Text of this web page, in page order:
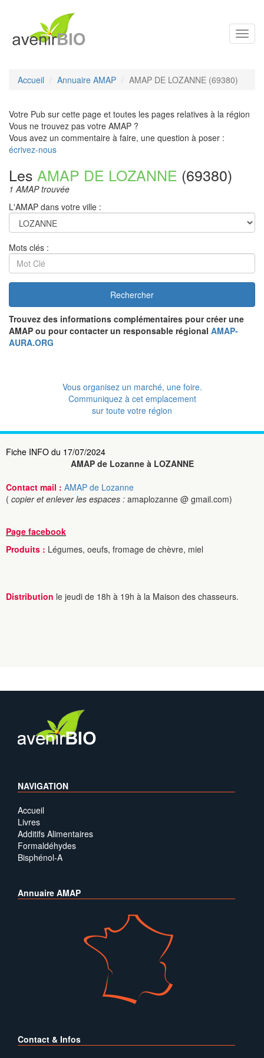
Accueil Annuaire AMAP AMAP DE LOZANNE (69380)
Votre Pub sur cette page et toutes les pages relatives à la région
Vous ne trouvez pas votre AMAP ?
Vous avez un commentaire à faire, une question à poser :
écrivez-nous
Les AMAP DE LOZANNE (69380)
1 AMAP trouvée
L'AMAP dans votre ville :
Mots clés :
Rechercher
Trouvez des informations complémentaires pour créer une
AMAP ou pour contacter un responsable régional AMAP-
AURA.ORG
Vous organisez un marché, une foire.
Communiquez à cet emplacement
sur toute votre région
Fiche INFO du 17/07/2024
AMAP de Lozanne à LOZANNE
Contact mail : AMAP de Lozanne
( copier et enlever les espaces : amaplozanne @ gmail.com)
Page facebook
Produits : Légumes, oeufs, fromage de chèvre, miel
Distribution le jeudi de 18h à 19h à la Maison des chasseurs.
NAVIGATION
Accueil
Livres
Additifs Alimentaires
Formaldéhydes
Bisphénol-A
Annuaire AMAP
Contact & Infos